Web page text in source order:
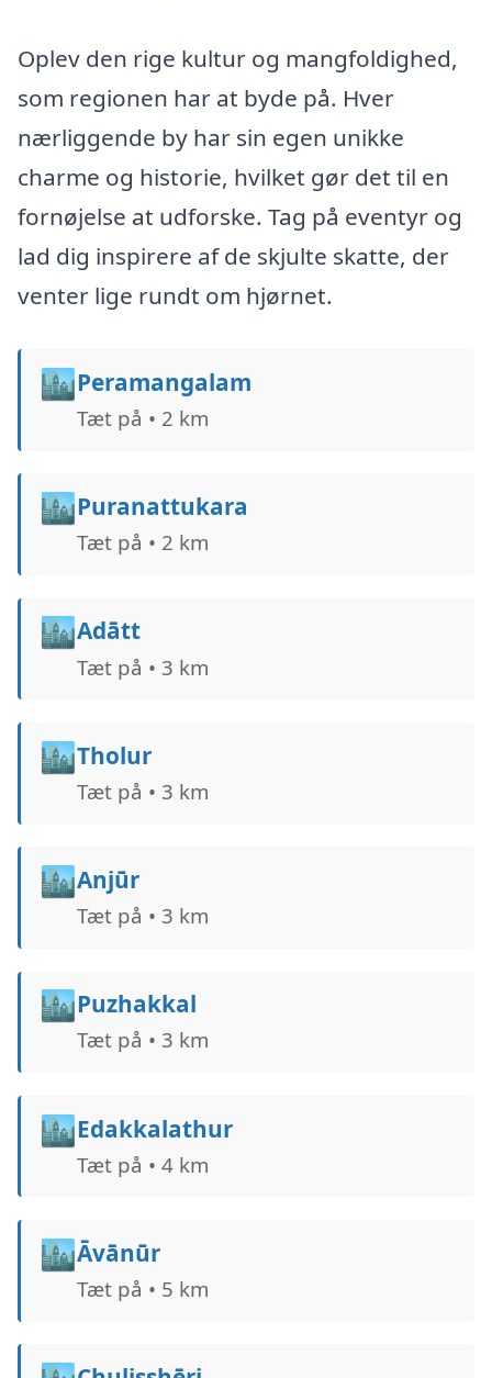
Oplev den rige kultur og mangfoldighed,
som regionen har at byde på. Hver
nærliggende by har sin egen unikke
charme og historie, hvilket gør det til en
fornøjelse at udforske. Tag på eventyr og
lad dig inspirere af de skjulte skatte, der
venter lige rundt om hjørnet.
🏙️Peramangalam
Tæt på • 2 km
🏙️Puranattukara
Tæt på • 2 km
🏙️Adātt
Tæt på • 3 km
🏙️Tholur
Tæt på • 3 km
🏙️Anjūr
Tæt på • 3 km
🏙️Puzhakkal
Tæt på • 3 km
🏙️Edakkalathur
Tæt på • 4 km
🏙️Āvānūr
Tæt på • 5 km